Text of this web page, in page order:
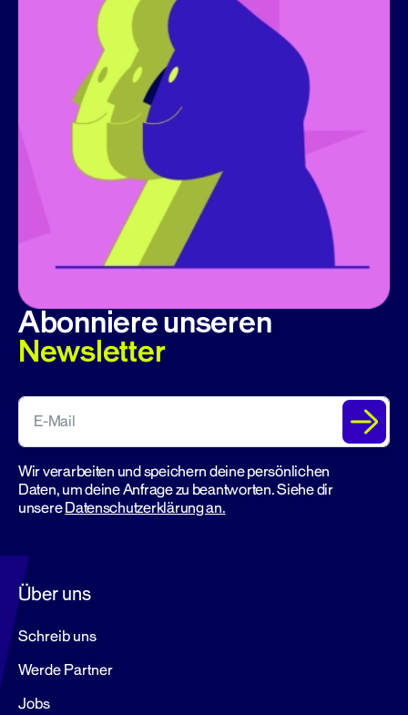
Abonniere unseren
Newsletter
Wir verarbeiten und speichern deine persönlichen
Daten, um deine Anfrage zu beantworten. Siehe dir
unsereDatenschutzerklärung an.
Über uns
Schreib uns
Werde Partner
Jobs